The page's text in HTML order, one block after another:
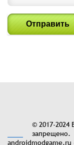
Отправить
© 2017-2024
запрещено.